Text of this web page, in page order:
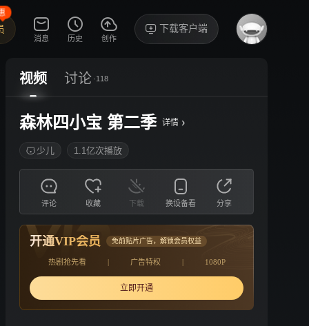
消息 历史 创作
下载客户端
视频 讨论 ·118
森林四小宝 第二季 详情 ›
少儿 1.1亿次播放
评论 收藏 下载 换设备看 分享
开通VIP会员 免前贴片广告，解锁会员权益
热剧抢先看 | 广告特权 | 1080P
立即开通